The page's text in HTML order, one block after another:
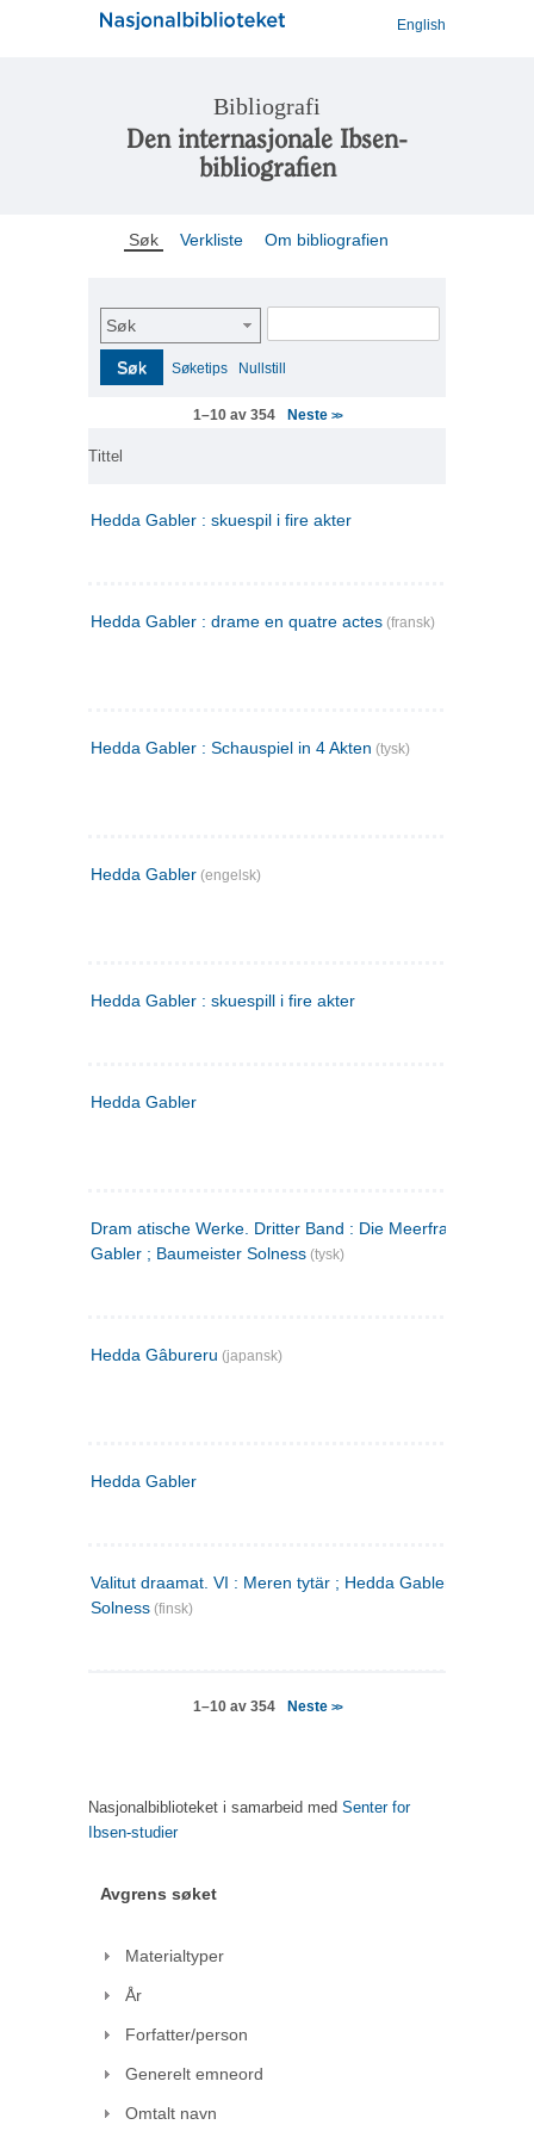
English
Bibliografi
Den internasjonale Ibsen-
bibliografien
Søk Verkliste Om bibliografien
Søk
Søk Søketips Nullstill
1–10 av 354 Neste >>
Tittel
Hedda Gabler : skuespil i fire akter
Hedda Gabler : drame en quatre actes (fransk)
Hedda Gabler : Schauspiel in 4 Akten (tysk)
Hedda Gabler (engelsk)
Hedda Gabler : skuespill i fire akter
Hedda Gabler
Dram atische Werke. Dritter Band : Die Meerfrau ; Hedda
Gabler ; Baumeister Solness (tysk)
Hedda Gâbureru (japansk)
Hedda Gabler
Valitut draamat. VI : Meren tytär ; Hedda Gabler ;
Solness (finsk)
1–10 av 354 Neste >>
Nasjonalbiblioteket i samarbeid med Senter for
Ibsen-studier
Avgrens søket
Materialtyper
År
Forfatter/person
Generelt emneord
Omtalt navn